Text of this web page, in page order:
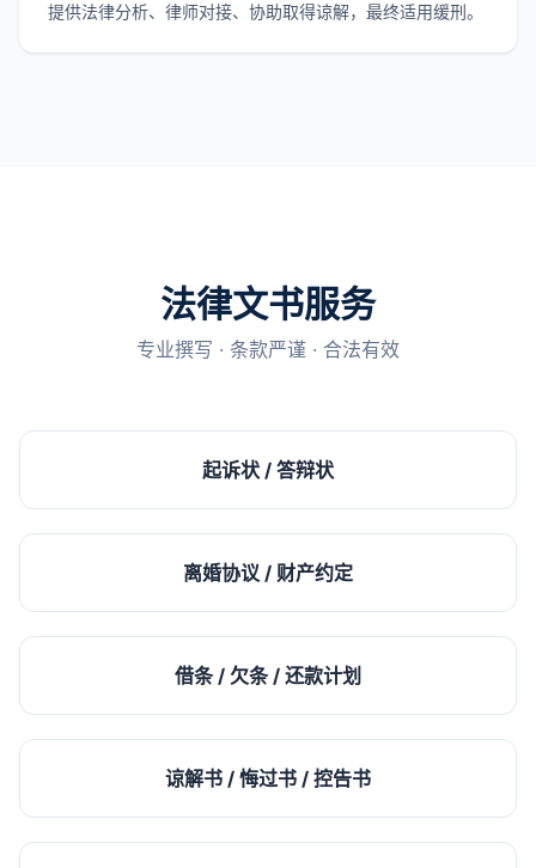
提供法律分析、律师对接、协助取得谅解，最终适用缓刑。
法律文书服务
专业撰写 · 条款严谨 · 合法有效
起诉状 / 答辩状
离婚协议 / 财产约定
借条 / 欠条 / 还款计划
谅解书 / 悔过书 / 控告书